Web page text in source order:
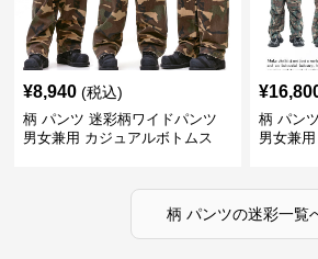
¥8,940 (税込)
柄 パンツ 迷彩柄ワイドパンツ
男女兼用 カジュアルボトムス
¥
柄 パン
男女兼
柄 パンツの迷彩一覧